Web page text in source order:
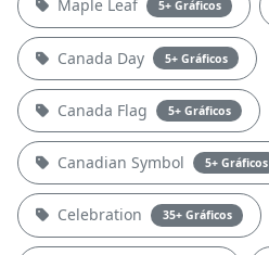
Maple Leaf 5+ Gráficos
Canada Day 5+ Gráficos
Canada Flag 5+ Gráficos
Canadian Symbol 5+ Gráficos
Celebration 35+ Gráficos